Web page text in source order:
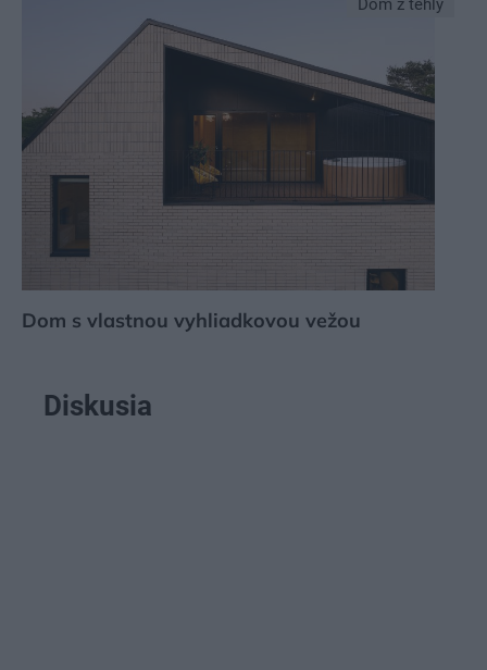
Dom z tehly
Dom s vlastnou vyhliadkovou vežou
Diskusia